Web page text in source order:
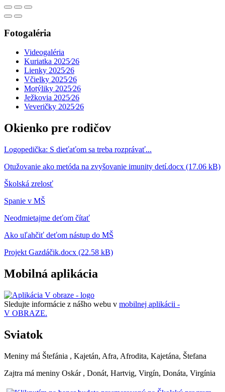
Fotogaléria
Videogaléria
Kuriatka 2025⁄26
Lienky 2025⁄26
Včielky 2025⁄26
Motýliky 2025⁄26
Ježkovia 2025⁄26
Veveričky 2025⁄26
Okienko pre rodičov
Logopedička: S dieťaťom sa treba rozprávať...
Otužovanie ako metóda na zvyšovanie imunity detí.docx (17.06 kB)
Školská zrelosť
Spanie v MŠ
Neodmietajme deťom čítať
Ako uľahčiť deťom nástup do MŠ
Projekt Gazdáčik.docx (22.58 kB)
Mobilná aplikácia
Sledujte informácie z nášho webu v mobilnej aplikácii -
V OBRAZE.
Sviatok
Meniny má Štefánia , Kajetán, Afra, Afrodita, Kajetána, Štefana
Zajtra má meniny Oskár , Donát, Hartvig, Virgín, Donáta, Virgínia